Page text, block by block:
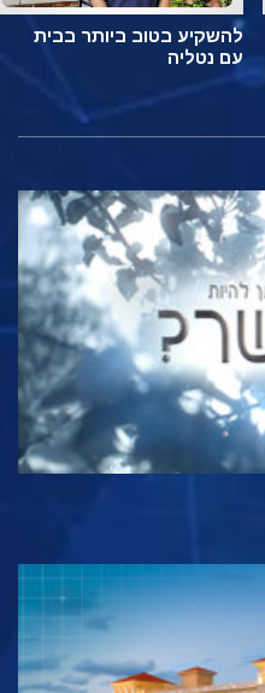
להשקיע בטוב ביותר בבית
עם נטליה